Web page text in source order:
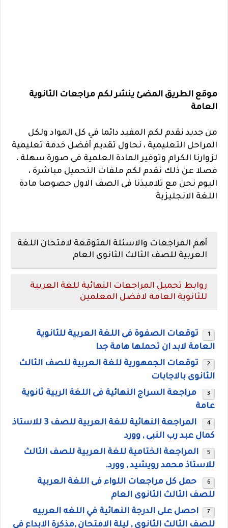
موقع الطريق المضئ ينشر لكم مراجعات الثانوية
العامة
من جديد نقدم لكم المفيد دائما في كل المواد ولكل
المراحل التعليمية ، نحاول تقديم أفضل خدمة تعليمية
لزوارنا الكرام وتوفير المادة العلمية فى صورة سهلة ،
فصلا عن ذلك نقدم لكم ملفات التحميل مباشرة ،
اليوم نحن مع تلاميذنا فى الصف الاول حصوصا مادة
اللغة الانجليزية
أهم المراجعات والاسئلة المتوقعة لامتحان اللغة
العربية للصف الثالث الثانوى العام
روابط تحميل المراجعات النهائية للغة العربية
للثانوية العامة لافضل المعلمين
توقعات الصفوة فى اللغة العربية للثانوية
العامة لابد ان تحملها هامة جدا
توقعات الجمهورية للغة العربية للصف الثالث
الثانوى بالاجابات
مراجعة السراج النهائية فى اللغة الربية ثانوية
عامة
المراجعة النهائية للغة العربية للصف 3 للاستاذ
كمال عبد رب النبى , وورد
المراجعة الختامية للغة العربية للصف الثالث
للاستاذ محمد رويشيد , وورد.
حمل كل مراجعات اللواء فى اللغة العربية
للصف الثالث الثانوى العام
احصل على الدرجة النهائية في اللغه العربيه
للصف الثالث الثانوي , ليلة الامتحان ,مذكرة الابداع في